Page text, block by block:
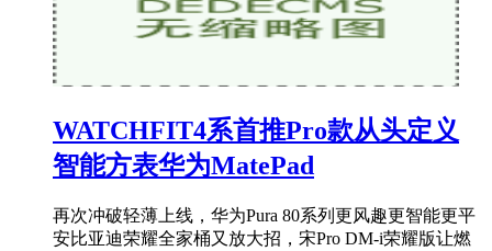
WATCHFIT4系首推Pro款从头定义
智能方表华为MatePad
再次冲破轻薄上线，华为Pura 80系列更风趣更智能更平
安比亚迪荣耀全家桶又放大招，宋Pro DM-i荣耀版让燃